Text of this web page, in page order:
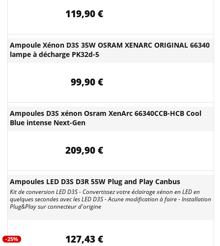
119,90 €
Ampoule Xénon D3S 35W OSRAM XENARC ORIGINAL 66340
lampe à décharge PK32d-5
99,90 €
Ampoules D3S xénon Osram XenArc 66340CCB-HCB Cool
Blue intense Next-Gen
209,90 €
Ampoules LED D3S D3R 55W Plug and Play Canbus
Kit de conversion LED D3S - Convertissez votre éclairage xénon en LED en
quelques secondes avec les LED D3S - Acune modification à faire - Installation
Plug&Play sur connecteur d'origine
-25% 127,43 €